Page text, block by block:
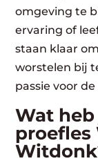
omgeving te
ervaring of
staan klaar
worstelen bij
passie voor
Wat
proefles